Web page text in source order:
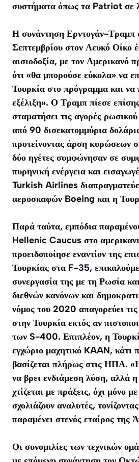
συστήματα όπως τα Patriot σε
Η συνάντηση Ερντογάν-Τραμπ
Σεπτεμβρίου στον Λευκό Οίκο
αισιοδοξία, με τον Αμερικανό
ότι «θα μπορούσε εύκολα» να
Τουρκία στο πρόγραμμα και να
εξέλιξη». Ο Τραμπ πίεσε
σταματήσει τις αγορές
από 90 δισεκατομμύρια
προτείνοντας άρση κυρώσεων
δύο ηγέτες συμφώνησαν σε
πυρηνική ενέργεια και
Turkish Airlines
αεροσκαφών Boeing και η
Παρά ταύτα, εμπόδια
Hellenic Caucus στο
προειδοποίησε εναντίον της
Τουρκίας στα F-35,
συνεργασία της με τη Ρωσία
διεθνών κανόνων και
νόμος του 2020 απαγορεύει
στην Τουρκία εκτός αν
των S-400. Επιπλέον, η
εγχώριο μαχητικό KAAN, κάτι
βασίζεται πλήρως στις ΗΠΑ.
να βρει ενδιάμεση λύση, αλλά
χτίζεται με πράξεις, όχι μόνο
σχολιάζουν αναλυτές,
παραμένει στενός εταίρος της
Οι συνομιλίες των τεχνικών